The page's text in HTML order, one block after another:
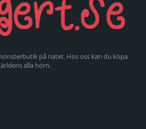
på nätet. Hos oss kan du köpa
alla hörn.